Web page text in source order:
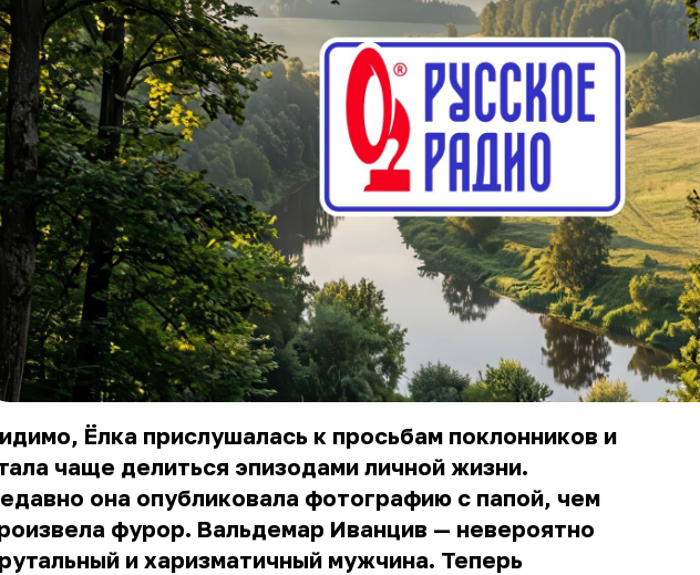
Ёлка прислушалась к просьбам поклонников и
чаще делиться эпизодами личной жизни.
она опубликовала фотографию с папой, чем
фурор. Вальдемар Иванцив — невероятно
и харизматичный мужчина. Теперь